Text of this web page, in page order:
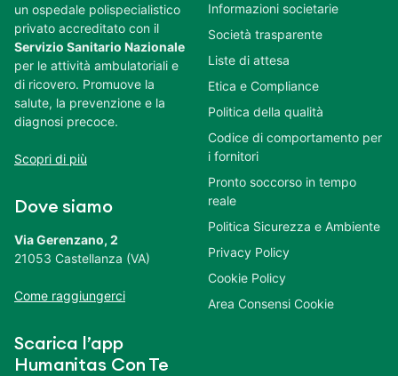
un ospedale polispecialistico
privato accreditato con il
Servizio Sanitario Nazionale
per le attività ambulatoriali e
di ricovero. Promuove la
salute, la prevenzione e la
diagnosi precoce.
Scopri di più
Dove siamo
Via Gerenzano, 2
21053 Castellanza (VA)
Come raggiungerci
Scarica l’app
Humanitas Con Te
Informazioni societarie
Società trasparente
Liste di attesa
Etica e Compliance
Politica della qualità
Codice di comportamento per
i fornitori
Pronto soccorso in tempo
reale
Politica Sicurezza e Ambiente
Privacy Policy
Cookie Policy
Area Consensi Cookie